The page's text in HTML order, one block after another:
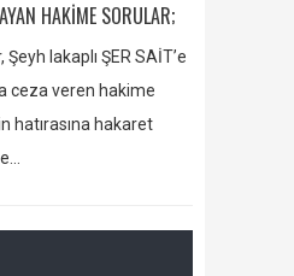
HAKİME SORULAR;
lakaplı ŞER SAİT’e
ceza veren hakime
hatırasına hakaret